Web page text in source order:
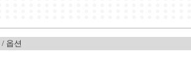
/ 옵션